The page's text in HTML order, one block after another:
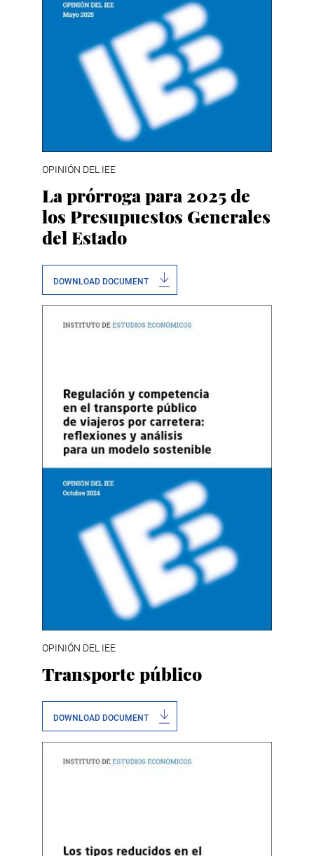
OPINIÓN DEL IEE
La prórroga para 2025 de
los Presupuestos Generales
del Estado
DOWNLOAD DOCUMENT
OPINIÓN DEL IEE
Transporte público
DOWNLOAD DOCUMENT